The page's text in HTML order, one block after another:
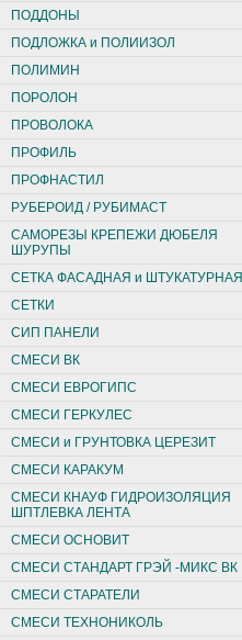
ПОДДОНЫ
ПОДЛОЖКА и ПОЛИИЗОЛ
ПОЛИМИН
ПОРОЛОН
ПРОВОЛОКА
ПРОФИЛЬ
ПРОФНАСТИЛ
РУБЕРОИД / РУБИМАСТ
САМОРЕЗЫ КРЕПЕЖИ ДЮБЕЛЯ
ШУРУПЫ
СЕТКА ФАСАДНАЯ и ШТУКАТУРНАЯ
СЕТКИ
СИП ПАНЕЛИ
СМЕСИ ВК
СМЕСИ ЕВРОГИПС
СМЕСИ ГЕРКУЛЕС
СМЕСИ и ГРУНТОВКА ЦЕРЕЗИТ
СМЕСИ КАРАКУМ
СМЕСИ КНАУФ ГИДРОИЗОЛЯЦИЯ
ШПТЛЕВКА ЛЕНТА
СМЕСИ ОСНОВИТ
СМЕСИ СТАНДАРТ ГРЭЙ -МИКС ВК
СМЕСИ СТАРАТЕЛИ
СМЕСИ ТЕХНОНИКОЛЬ